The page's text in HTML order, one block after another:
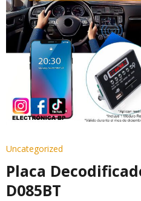
Uncategorized
Placa
D085BT